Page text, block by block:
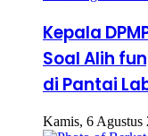
Kepala
Soal Alih
di Pantai
Kamis, 6